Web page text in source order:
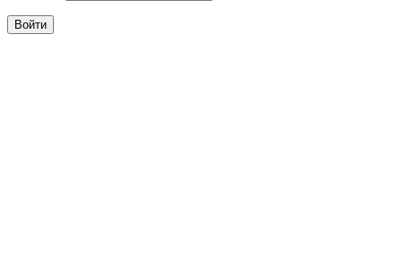
Войти